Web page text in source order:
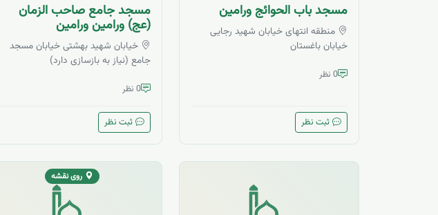
مسجد باب الحوائج ورامین
منطقه انتهای خیابان شهید رجایی
خیابان باغستان
0 نظر
ثبت نظر
مسجد جامع صاحب الزمان
(عج) ورامین ورامین
خیابان شهید بهشتی خیابان مسجد
جامع (نیاز به بازسازی دارد)
0 نظر
ثبت نظر
روی نقشه